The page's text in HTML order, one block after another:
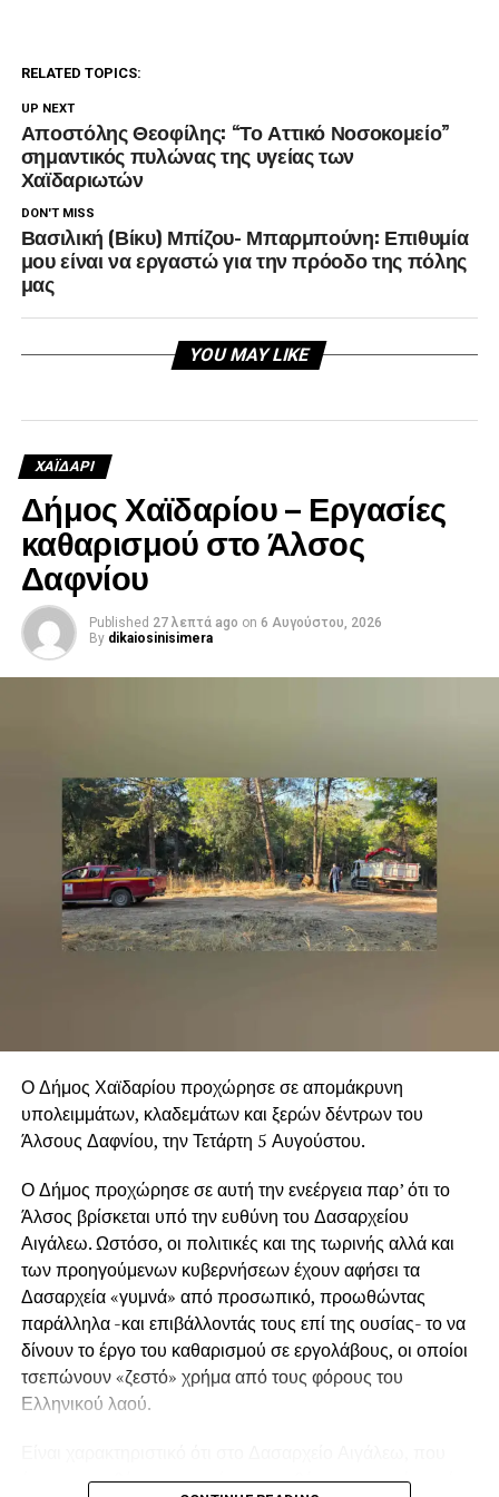
RELATED TOPICS:
UP NEXT
Αποστόλης Θεοφίλης: “Το Αττικό Νοσοκομείο”
σημαντικός πυλώνας της υγείας των
Χαϊδαριωτών
DON'T MISS
Βασιλική (Βίκυ) Μπίζου- Μπαρμπούνη: Επιθυμία
μου είναι να εργαστώ για την πρόοδο της πόλης
μας
YOU MAY LIKE
ΧΑΪΔΑΡΙ
Δήμος Χαϊδαρίου – Εργασίες
καθαρισμού στο Άλσος
Δαφνίου
Published 27 λεπτά ago on 6 Αυγούστου, 2026
By dikaiosinisimera
Ο Δήμος Χαϊδαρίου προχώρησε σε απομάκρυνη
υπολειμμάτων, κλαδεμάτων και ξερών δέντρων του
Άλσους Δαφνίου, την Τετάρτη 5 Αυγούστου.
Ο Δήμος προχώρησε σε αυτή την ενεέργεια παρ’ ότι το
Άλσος βρίσκεται υπό την ευθύνη του Δασαρχείου
Αιγάλεω. Ωστόσο, οι πολιτικές και της τωρινής αλλά και
των προηγούμενων κυβερνήσεων έχουν αφήσει τα
Δασαρχεία «γυμνά» από προσωπικό, προωθώντας
παράλληλα -και επιβάλλοντάς τους επί της ουσίας- το να
δίνουν το έργο του καθαρισμού σε εργολάβους, οι οποίοι
τσεπώνουν «ζεστό» χρήμα από τους φόρους του
Ελληνικού λαού.
έχει στην ευθύνη του μια έκταση ευθύνης που φτάνει μέχρι